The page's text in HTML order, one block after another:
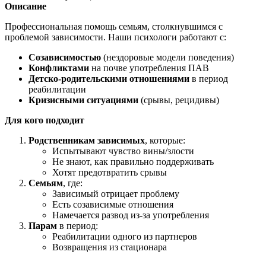
Описание
Профессиональная помощь семьям, столкнувшимся с
проблемой зависимости. Наши психологи работают с:
Созависимостью (нездоровые модели поведения)
Конфликтами на почве употребления ПАВ
Детско-родительскими отношениями в период
реабилитации
Кризисными ситуациями (срывы, рецидивы)
Для кого подходит
Родственникам зависимых, которые:
Испытывают чувство вины/злости
Не знают, как правильно поддерживать
Хотят предотвратить срывы
Семьям, где:
Зависимый отрицает проблему
Есть созависимые отношения
Намечается развод из-за употребления
Парам в период:
Реабилитации одного из партнеров
Возвращения из стационара